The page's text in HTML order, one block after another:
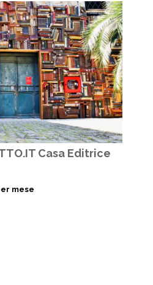
Casa Editrice
mese